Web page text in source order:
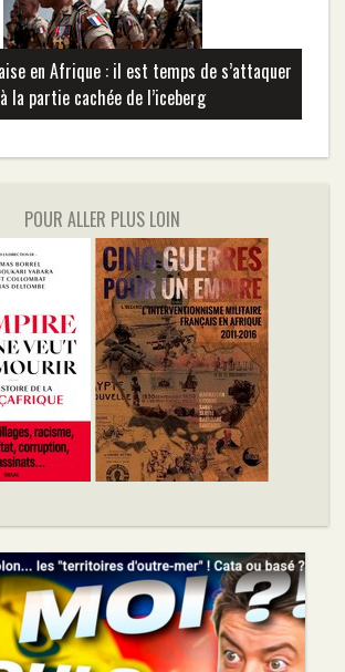
en Afrique : il est temps de s’attaquer
à la partie cachée de l’iceberg
POUR ALLER PLUS LOIN